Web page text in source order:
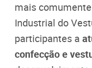
mais
Industrial do
participantes a
confecção e